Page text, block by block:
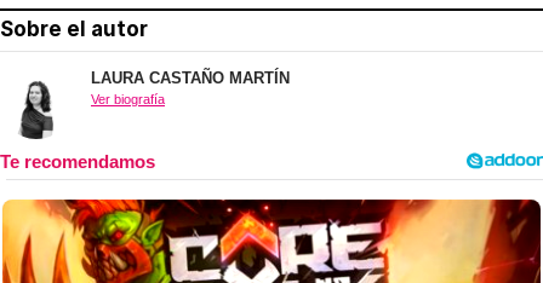
Sobre el autor
LAURA CASTAÑO MARTÍN
Ver biografía